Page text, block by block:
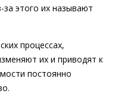
этого их называют
процессах,
их и приводят к
постоянно